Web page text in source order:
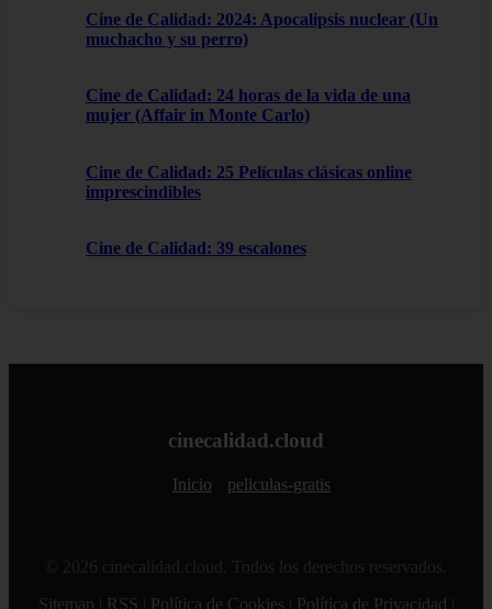
Cine de Calidad: 2024: Apocalipsis nuclear (Un
muchacho y su perro)
Cine de Calidad: 24 horas de la vida de una
mujer (Affair in Monte Carlo)
Cine de Calidad: 25 Películas clásicas online
imprescindibles
Cine de Calidad: 39 escalones
cinecalidad.cloud
Inicio peliculas-gratis
© 2026 cinecalidad.cloud. Todos los derechos reservados.
Sitemap
RSS Política de Cookies Política de Privacidad